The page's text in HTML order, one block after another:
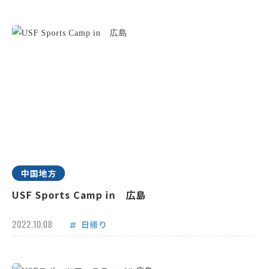
中国地方
USF Sports Camp in 広島
2022.10.08 日帰り